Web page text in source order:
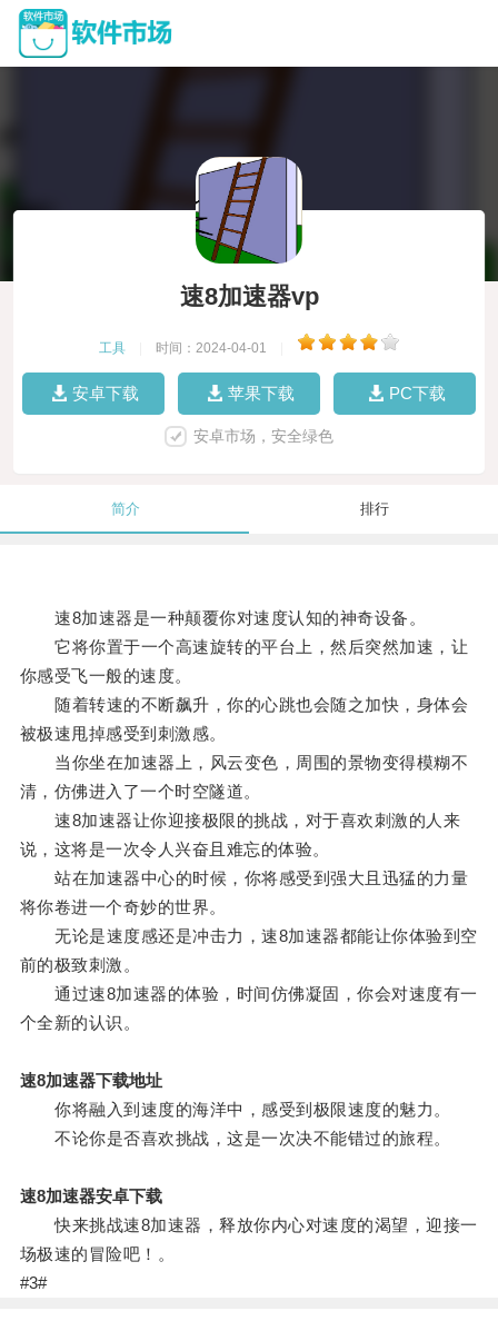
速8加速器vp
工具 时间：2024-04-01
安卓下载 苹果下载 PC下载
安卓市场，安全绿色
简介 排行
速8加速器是一种颠覆你对速度认知的神奇设备。
它将你置于一个高速旋转的平台上，然后突然加速，让
你感受飞一般的速度。
随着转速的不断飙升，你的心跳也会随之加快，身体会
被极速甩掉感受到刺激感。
当你坐在加速器上，风云变色，周围的景物变得模糊不
清，仿佛进入了一个时空隧道。
速8加速器让你迎接极限的挑战，对于喜欢刺激的人来
说，这将是一次令人兴奋且难忘的体验。
站在加速器中心的时候，你将感受到强大且迅猛的力量
将你卷进一个奇妙的世界。
无论是速度感还是冲击力，速8加速器都能让你体验到空
前的极致刺激。
通过速8加速器的体验，时间仿佛凝固，你会对速度有一
个全新的认识。
速8加速器下载地址
你将融入到速度的海洋中，感受到极限速度的魅力。
不论你是否喜欢挑战，这是一次决不能错过的旅程。
速8加速器安卓下载
快来挑战速8加速器，释放你内心对速度的渴望，迎接一
场极速的冒险吧！。
#3#